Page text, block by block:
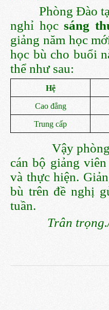
Phòng Đào tạo
nghỉ họcsáng
giảng năm học
học bù cho buổi
thể như sau:
Hệ
Cao đẳng
Trung cấp
Vậy
cán bộ giảng
và thực hiện.
bù trên đề nghị
tuần.
Trân